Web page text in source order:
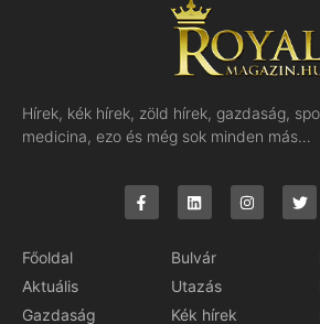
Hírek, kék hírek, zöld hírek, gazdaság,
medicina, ezo és még sok minden más…
Főoldal
Aktuális
Gazdaság
Bulvár
Utazás
Kék hírek